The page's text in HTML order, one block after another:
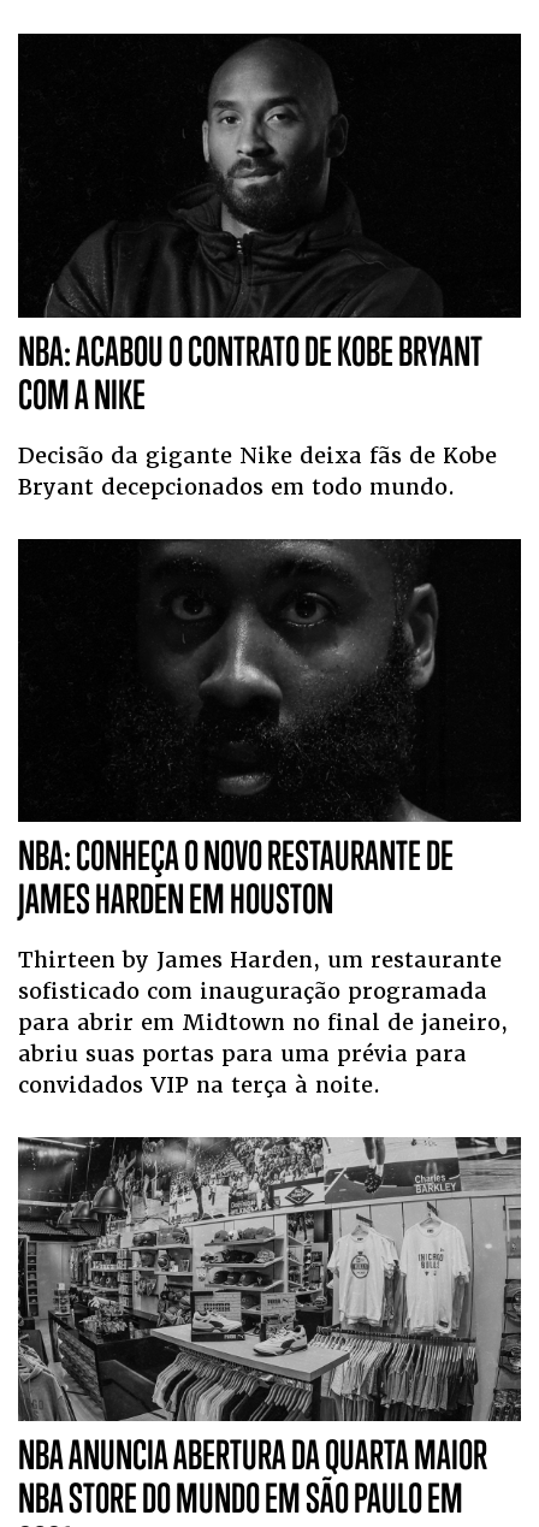
NBA: ACABOU O CONTRATO DE KOBE BRYANT
COM A NIKE
Decisão da gigante Nike deixa fãs de Kobe
Bryant decepcionados em todo mundo.
NBA: CONHEÇA O NOVO RESTAURANTE DE
JAMES HARDEN EM HOUSTON
Thirteen by James Harden, um restaurante
sofisticado com inauguração programada
para abrir em Midtown no final de janeiro,
abriu suas portas para uma prévia para
convidados VIP na terça à noite.
NBA ANUNCIA ABERTURA DA QUARTA MAIOR
NBA STORE DO MUNDO EM SÃO PAULO EM